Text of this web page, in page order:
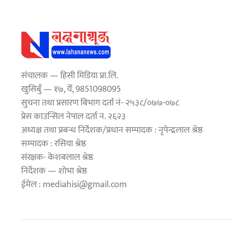
संचालक — हिसी मिडिया प्रा.लि.
खुसिबुँ — १७, येँ, 9851098095
सुचना तथा प्रसारण बिभाग दर्ता नं- २५३८/०७७-०७८
प्रेस काउन्सिल नेपाल दर्ता न. २६२३
अध्यक्ष तथा प्रबन्ध निर्देशक/प्रधान सम्पादक : नृपेन्द्रलाल श्रेष्ठ
सम्पादक : रसिया श्रेष्ठ
संरक्षक- केशबलाल श्रेष्ठ
निर्देशक — शोभा श्रेष्ठ
ईमेल : mediahisi@gmail.com